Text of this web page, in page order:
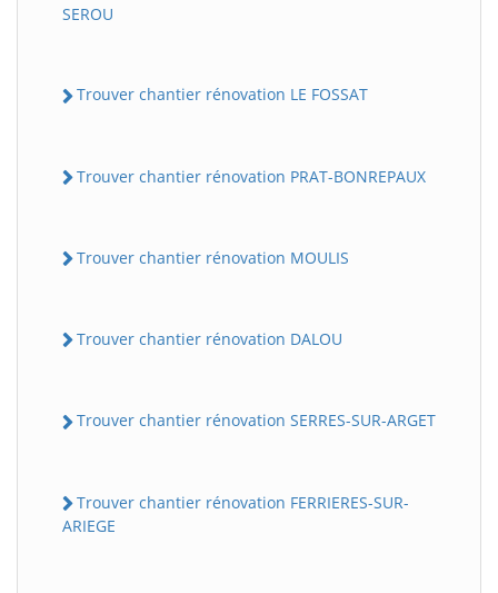
SEROU
Trouver chantier rénovation LE FOSSAT
Trouver chantier rénovation PRAT-BONREPAUX
Trouver chantier rénovation MOULIS
Trouver chantier rénovation DALOU
Trouver chantier rénovation SERRES-SUR-ARGET
Trouver chantier rénovation FERRIERES-SUR-
ARIEGE